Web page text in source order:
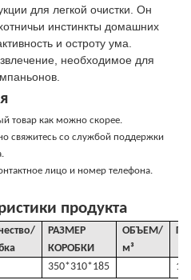
для легкой очистки. Он
инстинкты домашних
и остроту ума.
необходимое для
товар как можно скорее.
свяжитесь со службой поддержки
лицо и номер телефона.
продукта
РАЗМЕР
КОРОБКИ
ОБЪЕМ/
м³
Г
350*310*185